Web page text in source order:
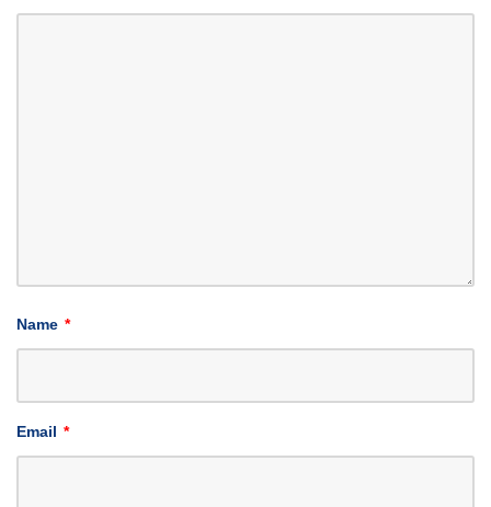
Name *
Email *